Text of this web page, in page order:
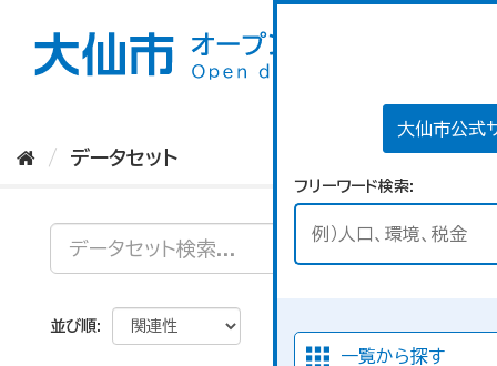
大仙市公式
フリーワード検索
一覧から探す
データセット
並び順